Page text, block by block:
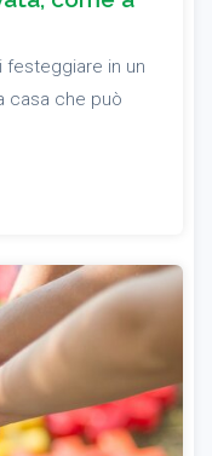
festeggiare in un
casa che può